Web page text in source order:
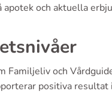
och aktuella
Familjeliv och
positiva